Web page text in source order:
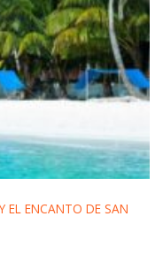
EL ENCANTO DE SAN